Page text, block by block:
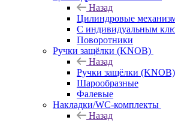
Назад
Цилиндровые
С индивидуальным
Поворотники
Ручки защёлки (KNOB)
Назад
Ручки защёлки (KNOB)
Шарообразные
Фалевые
Накладки/WC-комплекты
Назад